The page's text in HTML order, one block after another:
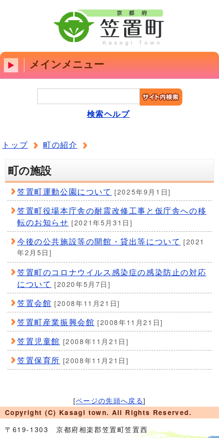
メインメニュー
検索ヘルプ
トップ 町の紹介
町の施設
笠置町運動公園について [2025年9月1日]
笠置町役場本庁舎の耐震改修工事と仮庁舎への移
転のお知らせ [2021年5月31日]
今後の公共施設等の開館・貸出等について [2021
年2月5日]
笠置町のコロナウイルス感染症の感染防止の対応
について [2020年5月7日]
笠置会館 [2008年11月21日]
笠置町産業振興会館 [2008年11月21日]
笠置児童館 [2008年11月21日]
笠置保育所 [2008年11月21日]
[ページの先頭へ戻る]
Copyright (C) Kasagi town. All Rights Reserved.
〒619-1303 京都府相楽郡笠置町笠置西